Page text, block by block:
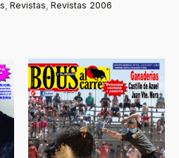
, Revistas, Revistas 2006